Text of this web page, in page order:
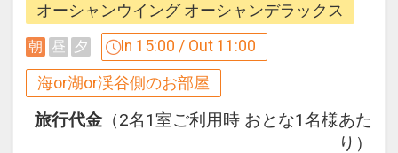
【ご案内】
・全室禁煙（喫煙ブース／1F～3F）
・コインランドリー完備（有料）
【連泊時の客室清掃（エコ清掃）に関す
ここがポイント！
●ウェルカムドリンクとして「オリオン
ビール」をご用意！（ソフトドリンクに
も変更可）
※提供場所はホテル到着時にご確認くだ
オーシャンウイング オーシャンデラックス
朝 昼 夕 In 15:00 / Out 11:00
海or湖or渓谷側のお部屋
旅行代金 （2名1室ご利用時 おとな1名様あた
り）